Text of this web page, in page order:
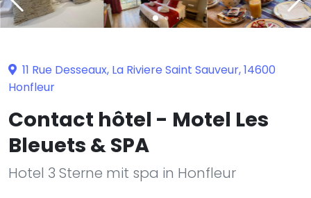
ein
11 Rue Desseaux, La Riviere Saint Sauveur, 14600
Honfleur
Contact hôtel - Motel Les
Bleuets & SPA
Hotel 3 Sterne mit spa in Honfleur